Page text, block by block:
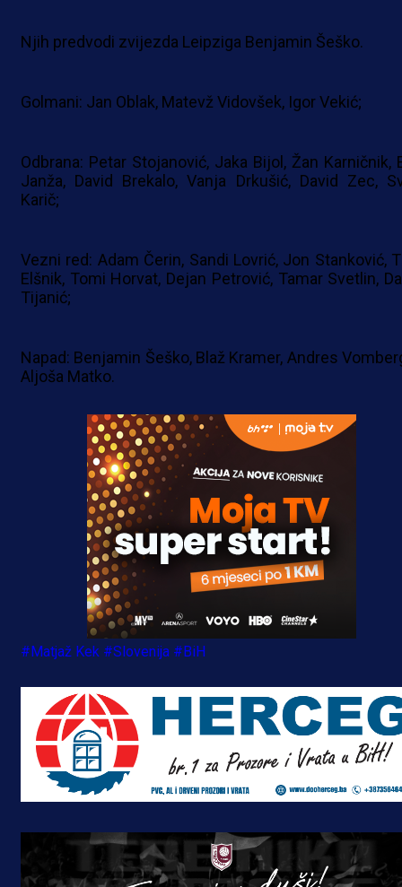
Njih predvodi zvijezda Leipziga Benjamin Šeško.
Golmani: Jan Oblak, Matevž Vidovšek, Igor Vekić;
Odbrana: Petar Stojanović, Jaka Bijol, Žan Karničnik,
Janža, David Brekalo, Vanja Drkušić, David Zec,
Karič;
Vezni red: Adam Čerin, Sandi Lovrić, Jon Stanković,
Elšnik, Tomi Horvat, Dejan Petrović, Tamar Svetlin,
Tijanić;
Napad: Benjamin Šeško, Blaž Kramer, Andres
Aljoša Matko.
#Matjaž Kek #Slovenija #BiH